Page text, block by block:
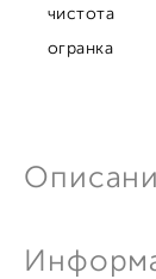
чистота
огранка